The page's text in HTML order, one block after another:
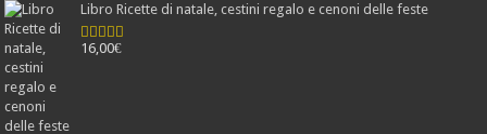
Libro Ricette di natale, cestini regalo e cenoni delle feste
Valutato
16,00€